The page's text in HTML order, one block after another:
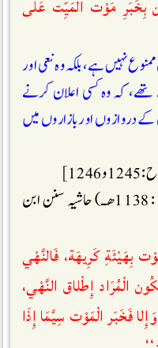
بِخَبَرِ مَوْت الْمَيِّت عَلَى
نہیں ہے، بلکہ وہ نعی اور
کہ وہ کسی اعلان کرنے
دروازوں اور بازاروں میں
امام محمد بن عبد الہادي السندي (المتوفی : 1138ھـ) حاشیہ سنن ابن
بِهَيْئَةِ كَرِيهَة، فَالنَّهْي
الْمُرَاد إِطْلاق النَّهْي،
فَخَبَر الْمَوْت سِيَّمَا إِذَا